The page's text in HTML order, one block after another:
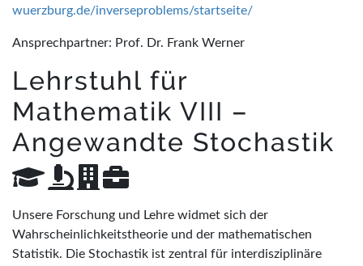
wuerzburg.de/inverseproblems/startseite/
Ansprechpartner: Prof. Dr. Frank Werner
Lehrstuhl für
Mathematik VIII –
Angewandte Stochastik
Unsere Forschung und Lehre widmet sich der
Wahrscheinlichkeitstheorie und der mathematischen
Statistik. Die Stochastik ist zentral für interdisziplinäre